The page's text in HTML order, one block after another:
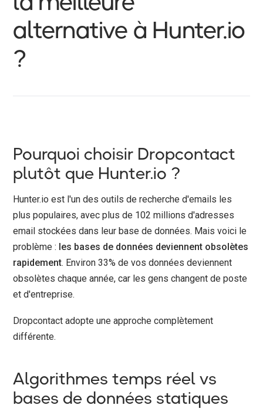
alternative à Hunter.io
?
Pourquoi choisir Dropcontact
plutôt que Hunter.io ?
Hunter.io est l'un des outils de recherche d'emails les
plus populaires, avec plus de 102 millions d'adresses
email stockées dans leur base de données. Mais voici le
problème : les bases de données deviennent obsolètes
rapidement. Environ 33% de vos données deviennent
obsolètes chaque année, car les gens changent de poste
et d'entreprise.
Dropcontact adopte une approche complètement
différente.
Algorithmes temps réel vs
bases de données statiques